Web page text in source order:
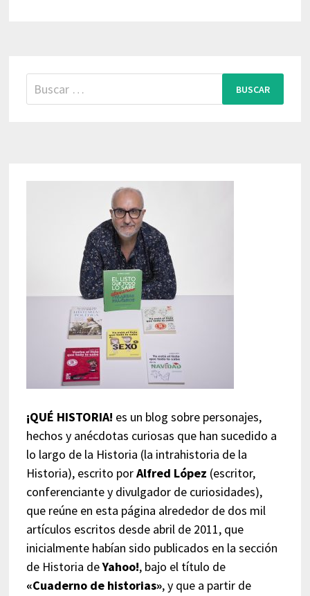
Buscar:
¡QUÉ HISTORIA! es un blog sobre personajes,
hechos y anécdotas curiosas que han sucedido a
lo largo de la Historia (la intrahistoria de la
Historia), escrito porAlfred López (escritor,
conferenciante y divulgador de curiosidades),
que reúne en esta página alrededor de dos mil
artículos escritos desde abril de 2011, que
inicialmente habían sido publicados en la sección
de Historia deYahoo!, bajo el título de
«Cuaderno de historias», y que a partir de